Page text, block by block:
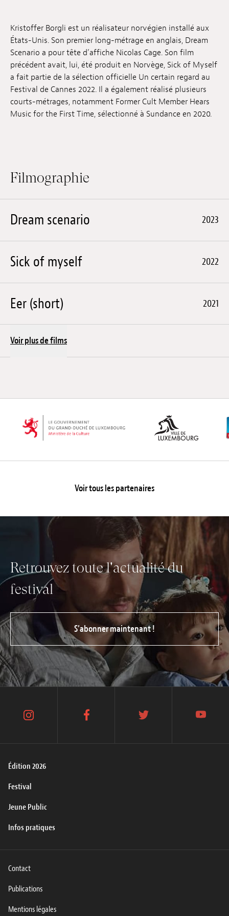
Soumissions
Archives
Publications
Kristoffer Borgli est un réalisateur norvégien installé aux
États-Unis. Son premier long-métrage en anglais, Dream
Scenario a pour tête d’affiche Nicolas Cage. Son film
précédent avait, lui, été produit en Norvège, Sick of Myself
a fait partie de la sélection officielle Un certain regard au
Festival de Cannes 2022. Il a également réalisé plusieurs
courts-métrages, notamment Former Cult Member Hears
Music for the First Time, sélectionné à Sundance en 2020.
Filmographie
Dream scenario 2023
Sick of myself 2022
Eer (short) 2021
Voir plus de films
Voir tous les partenaires
Retrouvez toute l'actualité du
festival
S’abonner maintenant !
Édition 2026
Festival
Jeune Public
Infos pratiques
instagram facebook twitter youtube
Contact
Publications
Mentions légales